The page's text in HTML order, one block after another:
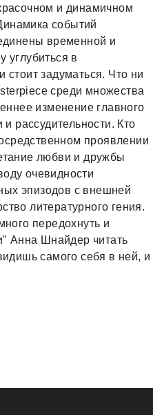
и динамичном
событий
временной и
углубиться в
задуматься. Что ни
среди множества
изменение главного
рассудительности. Кто
проявлении
любви и дружбы
очевидности
эпизодов с внешней
литературного гения.
передохнуть и
Аннa Шнайдер читать
самого себя в ней, и